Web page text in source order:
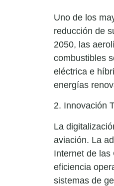
Uno de los
reducción de
2050, las
combustibles
eléctrica e
energías
2. Innovación
La
aviación. La
Internet de las
eficiencia
sistemas de